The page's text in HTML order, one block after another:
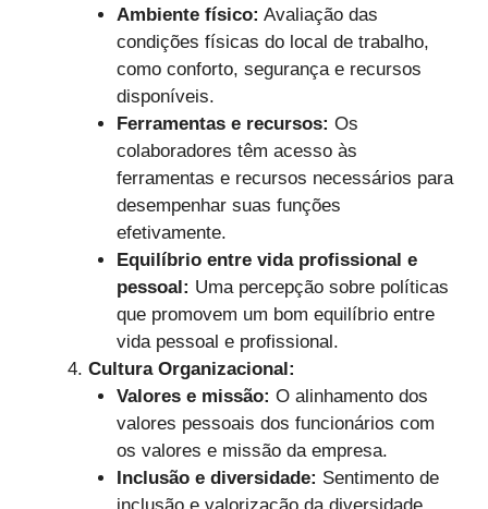
Ambiente físico: Avaliação das
condições físicas do local de trabalho,
como conforto, segurança e recursos
disponíveis.
Ferramentas e recursos: Os
colaboradores têm acesso às
ferramentas e recursos necessários para
desempenhar suas funções
efetivamente.
Equilíbrio entre vida profissional e
pessoal: Uma percepção sobre políticas
que promovem um bom equilíbrio entre
vida pessoal e profissional.
Cultura Organizacional:
Valores e missão: O alinhamento dos
valores pessoais dos funcionários com
os valores e missão da empresa.
Inclusão e diversidade: Sentimento de